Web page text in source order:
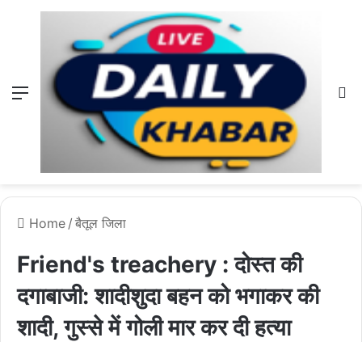
Menu
Home / बैतूल जिला
Friend's treachery : दोस्त की
दगाबाजी: शादीशुदा बहन को भगाकर की
शादी, गुस्से में गोली मार कर दी हत्या